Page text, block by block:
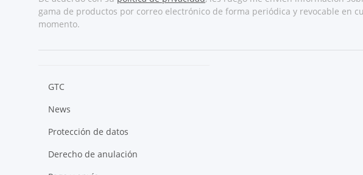
gama de productos por correo electrónico de forma periódica y revocable en
momento.
GTC
News
Protección de datos
Derecho de anulación